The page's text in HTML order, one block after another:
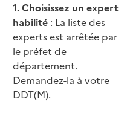
1. Choisissez un expert
habilité : La liste des
experts est arrêtée par
le préfet de
département.
Demandez-la à votre
DDT(M).